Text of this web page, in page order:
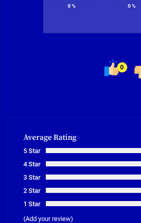
0% 0%
0
Average Rating
5 Star
4 Star
3 Star
2 Star
1 Star
(Add your review)